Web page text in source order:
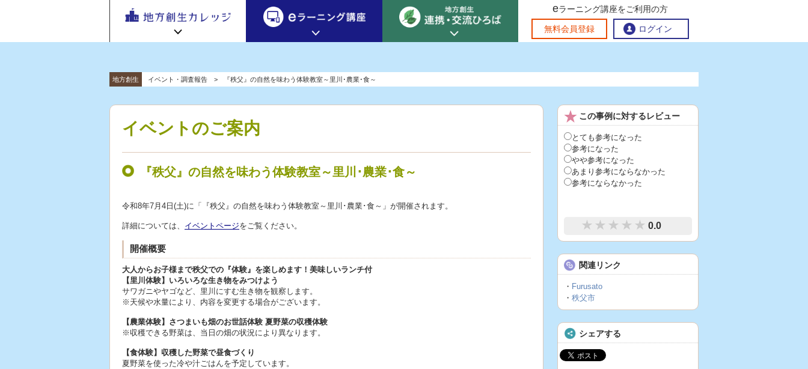
地方創生カレッジ
地方創生カレッジ HOME
おすすめする理由
地方創生カレッジ活用の流れ 官民連携講座
お問い合わせ
eラーニング講座
eラーニング講座 HOME
初めての方へ eラーニング講座を探す
連携交流ひろば
連携・交流ひろば HOME
地方創生交流掲示板
全国で活躍する地方創生専門人材 地方創生に役立つコンテンツ集
eラーニング講座をご利用の方
無料会員登録 ログイン
地方創生
交流ひろ
ば」 | 地方
創生のノ
ウハウ共
有掲示板
イベント・調査報告 『秩父』の自然を味わう体験教室～里川･農業･食～
イベントのご案内
『秩父』の自然を味わう体験教室～里川･農業･食～
令和8年7月4日(土)に「『秩父』の自然を味わう体験教室～里川･農業･食～」が開催されます。
詳細については、 イベントページをご覧ください。
開催概要
大人からお子様まで秩父での『体験』を楽しめます！美味しいランチ付
【里川体験】いろいろな生き物をみつけよう
サワガニやヤゴなど、里川にすむ生き物を観察します。
※天候や水量により、内容を変更する場合がございます。
【農業体験】さつまいも畑のお世話体験 夏野菜の収穫体験
※収穫できる野菜は、当日の畑の状況により異なります。
【食体験】収穫した野菜で昼食づくり
夏野菜を使った冷や汁ごはんを予定しています。
この事例に対するレビュー
とても参考になった
参考になった
やや参考になった
あまり参考にならなかった
参考にならなかった
0.0
関連リンク
・ Furusato
・ 秩父市
シェアする